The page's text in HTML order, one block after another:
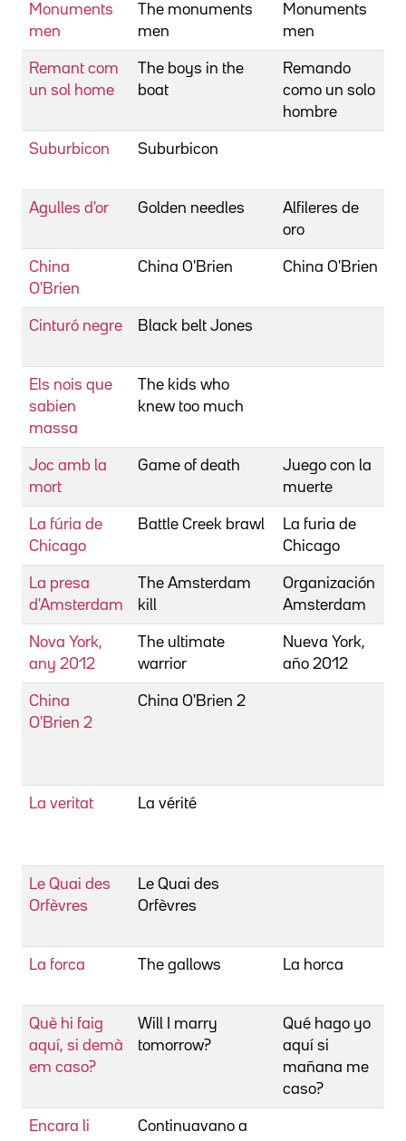
Monuments
men
The monuments
men
Monuments
men
Remant com
un sol home
The boys in the
boat
Remando
como un solo
hombre
Suburbicon Suburbicon
Agulles d'or Golden needles
Alfileres de
oro
China
O'Brien
China O'Brien China O'Brien
Cinturó negre Black belt Jones
Els nois que
sabien
massa
The kids who
knew too much
Joc amb la
mort
Game of death
Juego con la
muerte
La fúria de
Chicago
Battle Creek brawl
La furia de
Chicago
La presa
d'Amsterdam
The Amsterdam
kill
Organización
Amsterdam
Nova York,
any 2012
The ultimate
warrior
Nueva York,
año 2012
China
O'Brien 2
China O'Brien 2
La veritat La vérité
Le Quai des
Orfèvres
Le Quai des
Orfèvres
La forca The gallows La horca
Què hi faig
aquí, si demà
em caso?
Will I marry
tomorrow?
Qué hago yo
aquí si
mañana me
caso?
Encara li
Continuavano a